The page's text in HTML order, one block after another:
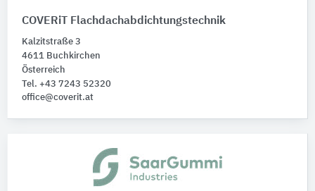
COVERiT Flachdachabdichtungstechnik
Kalzitstraße 3
4611 Buchkirchen
Österreich
Tel. +43 7243 52320
office@coverit.at